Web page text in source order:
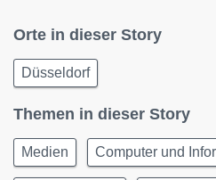
Orte in dieser Story
Düsseldorf
Themen in dieser Story
Medien Computer und